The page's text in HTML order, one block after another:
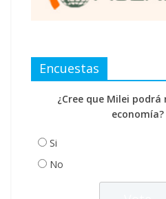
Encuestas
¿Cree que Milei
economía?
Si
No